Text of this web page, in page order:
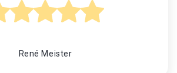
René Meister